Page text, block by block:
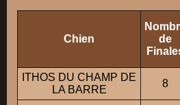
Chien
de
ITHOS DU CHAMP DE
LA BARRE
8